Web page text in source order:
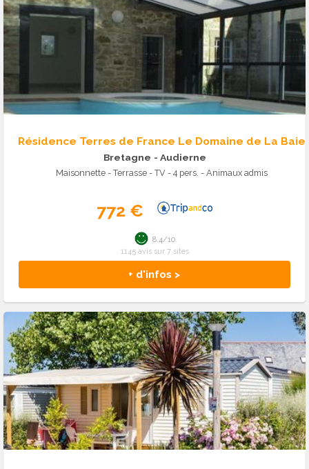
Résidence Terres de France Le Domaine de La Baie
Bretagne - Audierne
Maisonnette - Terrasse - TV - 4 pers. - Animaux admis
772 €
+ d'infos >
8.4/10
1145 avis sur 7 sites